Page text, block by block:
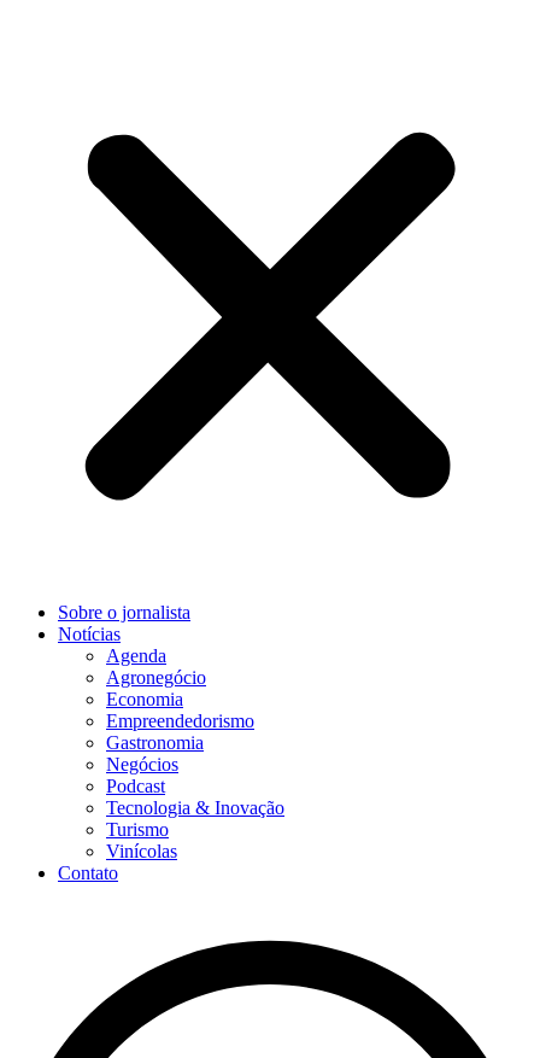
Sobre o jornalista
Notícias
Agenda
Agronegócio
Economia
Empreendedorismo
Gastronomia
Negócios
Podcast
Tecnologia & Inovação
Turismo
Vinícolas
Contato